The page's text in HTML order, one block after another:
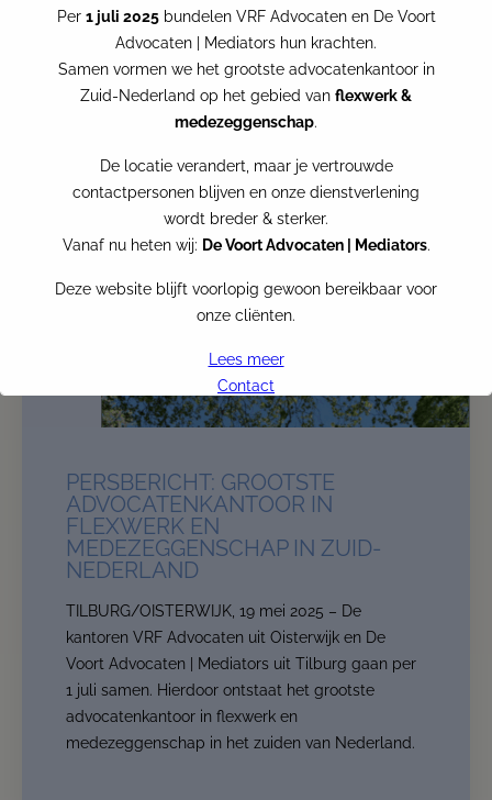
waar technologie, arbeid en toekomstgerichte
dienstverlening samenkomen. Onze collega
Hendarin Mouselli is samen met Stefan Pool, die
namens Next Standard aanwezig
PERSBERICHT: GROOTSTE
ADVOCATENKANTOOR IN
FLEXWERK EN
MEDEZEGGENSCHAP IN ZUID-
NEDERLAND
TILBURG/OISTERWIJK, 19 mei 2025 – De
kantoren VRF Advocaten uit Oisterwijk en De
Voort Advocaten | Mediators uit Tilburg gaan per
1 juli samen. Hierdoor ontstaat het grootste
advocatenkantoor in flexwerk en
medezeggenschap in het zuiden van Nederland.
Per 1 juli 2025bundelen VRF Advocaten en De Voort
Advocaten | Mediators hun krachten.
Samen vormen we het grootste advocatenkantoor in
Zuid-Nederland op het gebied van flexwerk &
medezeggenschap.
De locatie verandert, maar je vertrouwde
contactpersonen blijven en onze dienstverlening
wordt breder & sterker.
Vanaf nu heten wij: De Voort Advocaten | Mediators.
Deze website blijft voorlopig gewoon bereikbaar voor
onze cliënten.
Lees meer
Contact
Perthe first of July
, VRF Advocaten and De Voort
Advocaten | Mediators join forces
ogether we form the biggest law firm in the South of
the Netherlands in the area of
The location changes, but your trusted advisors
remain the same and our services are expanded and
stronger.
From now on, we are:De Voort Advocaten | Mediators